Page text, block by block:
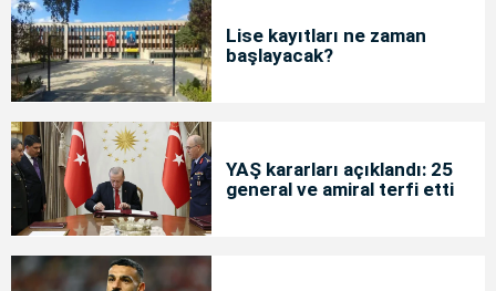
Lise kayıtları ne zaman
başlayacak?
YAŞ kararları açıklandı: 25
general ve amiral terfi etti